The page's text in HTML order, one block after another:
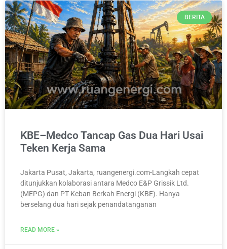
BERITA
KBE–Medco Tancap Gas Dua Hari Usai
Teken Kerja Sama
Jakarta Pusat, Jakarta, ruangenergi.com-Langkah cepat
ditunjukkan kolaborasi antara Medco E&P Grissik Ltd.
(MEPG) dan PT Keban Berkah Energi (KBE). Hanya
berselang dua hari sejak penandatanganan
READ MORE »